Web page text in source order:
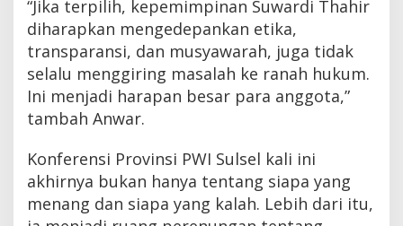
“Jika terpilih, kepemimpinan Suwardi Thahir
diharapkan mengedepankan etika,
transparansi, dan musyawarah, juga tidak
selalu menggiring masalah ke ranah hukum.
Ini menjadi harapan besar para anggota,”
tambah Anwar.
Konferensi Provinsi PWI Sulsel kali ini
akhirnya bukan hanya tentang siapa yang
menang dan siapa yang kalah. Lebih dari itu,